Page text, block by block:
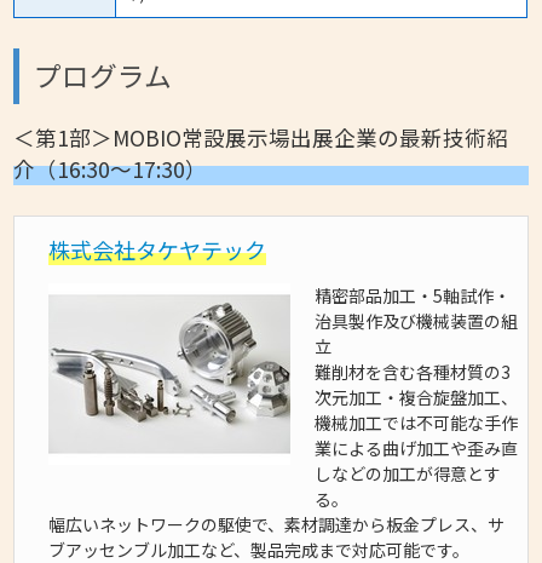
プログラム
＜第1部＞MOBIO常設展示場出展企業の最新技術紹
介（16:30～17:30）
株式会社タケヤテック
精密部品加工・5軸試作・
治具製作及び機械装置の組
立
難削材を含む各種材質の3
次元加工・複合旋盤加工、
機械加工では不可能な手作
業による曲げ加工や歪み直
しなどの加工が得意とす
る。
幅広いネットワークの駆使で、素材調達から板金プレス、サ
ブアッセンブル加工など、製品完成まで対応可能です。